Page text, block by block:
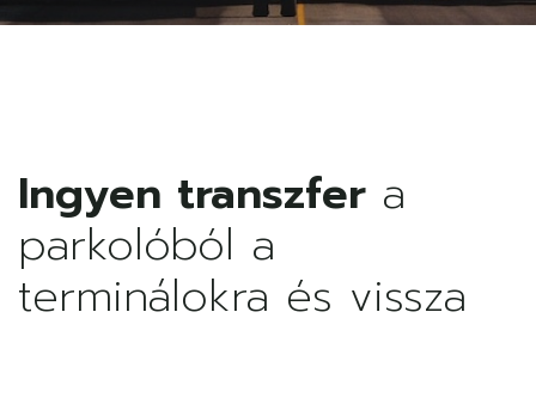
Ingyen transzfer a
parkolóból a
terminálokra és vissza